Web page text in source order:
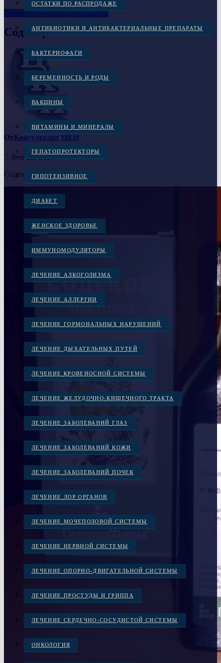
ОСТАТКИ ПО РАСПРОДАЖЕ
АНТИБИОТИКИ И АНТИБАКТЕРИАЛЬНЫЕ ПРЕПАРАТЫ
БАКТЕРИОФАГИ
БЕРЕМЕННОСТЬ И РОДЫ
ВАКЦИНЫ
ВИТАМИНЫ И МИНЕРАЛЫ
ГЕПАТОПРОТЕКТОРЫ
ГИПОТЕНЗИВНОЕ
ДИАБЕТ
ЖЕНСКОЕ ЗДОРОВЬЕ
ИММУНОМОДУЛЯТОРЫ
ЛЕЧЕНИЕ АЛКОГОЛИЗМА
ЛЕЧЕНИЕ АЛЛЕРГИИ
ЛЕЧЕНИЕ ГОРМОНАЛЬНЫХ НАРУШЕНИЙ
ЛЕЧЕНИЕ ДЫХАТЕЛЬНЫХ ПУТЕЙ
ЛЕЧЕНИЕ КРОВЕНОСНОЙ СИСТЕМЫ
ЛЕЧЕНИЕ ЖЕЛУДОЧНО-КИШЕЧНОГО ТРАКТА
ЛЕЧЕНИЕ ЗАБОЛЕВАНИЙ ГЛАЗ
ЛЕЧЕНИЕ ЗАБОЛЕВАНИЙ КОЖИ
ЛЕЧЕНИЕ ЗАБОЛЕВАНИЙ ПОЧЕК
ЛЕЧЕНИЕ ЛОР ОРГАНОВ
ЛЕЧЕНИЕ МОЧЕПОЛОВОЙ СИСТЕМЫ
ЛЕЧЕНИЕ НЕРВНОЙ СИСТЕМЫ
ЛЕЧЕНИЕ ОПОРНО-ДВИГАТЕЛЬНОЙ СИСТЕМЫ
ЛЕЧЕНИЕ ПРОСТУДЫ И ГРИППА
ЛЕЧЕНИЕ СЕРДЕЧНО-СОСУДИСТОЙ СИСТЕМЫ
ОНКОЛОГИЯ
Лекарственные препараты
Содекор
ОтКонсультант ЦКИ
Фев 20, 2017
Содекор